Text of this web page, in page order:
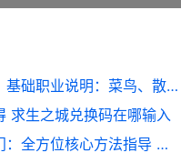
《武林外传十年之约》基础职业说明：菜鸟、散人、游侠职业说明 武林外传十年之约39官方
求生之城兑换码在哪输入
《斗兽战场》萌新入门：全方位核心方法指导 斗兽战争